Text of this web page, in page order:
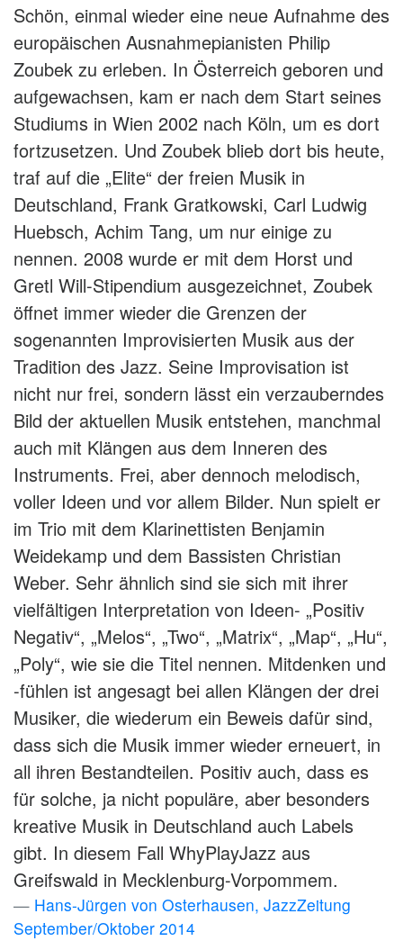
Schön, einmal wieder eine neue Aufnahme des
europäischen Ausnahmepianisten Philip
Zoubek zu erleben. In Österreich geboren und
aufgewachsen, kam er nach dem Start seines
Studiums in Wien 2002 nach Köln, um es dort
fortzusetzen. Und Zoubek blieb dort bis heute,
traf auf die „Elite“ der freien Musik in
Deutschland, Frank Gratkowski, Carl Ludwig
Huebsch, Achim Tang, um nur einige zu
nennen. 2008 wurde er mit dem Horst und
Gretl Will-Stipendium ausgezeichnet, Zoubek
öffnet immer wieder die Grenzen der
sogenannten Improvisierten Musik aus der
Tradition des Jazz. Seine Improvisation ist
nicht nur frei, sondern lässt ein verzauberndes
Bild der aktuellen Musik entstehen, manchmal
auch mit Klängen aus dem Inneren des
Instruments. Frei, aber dennoch melodisch,
voller Ideen und vor allem Bilder. Nun spielt er
im Trio mit dem Klarinettisten Benjamin
Weidekamp und dem Bassisten Christian
Weber. Sehr ähnlich sind sie sich mit ihrer
vielfältigen Interpretation von Ideen- „Positiv
Negativ“, „Melos“, „Two“, „Matrix“, „Map“, „Hu“,
„Poly“, wie sie die Titel nennen. Mitdenken und
-fühlen ist angesagt bei allen Klängen der drei
Musiker, die wiederum ein Beweis dafür sind,
dass sich die Musik immer wieder erneuert, in
all ihren Bestandteilen. Positiv auch, dass es
für solche, ja nicht populäre, aber besonders
kreative Musik in Deutschland auch Labels
gibt. In diesem Fall WhyPlayJazz aus
Greifswald in Mecklenburg-Vorpommem.
Hans-Jürgen von Osterhausen, JazzZeitung
September/Oktober 2014